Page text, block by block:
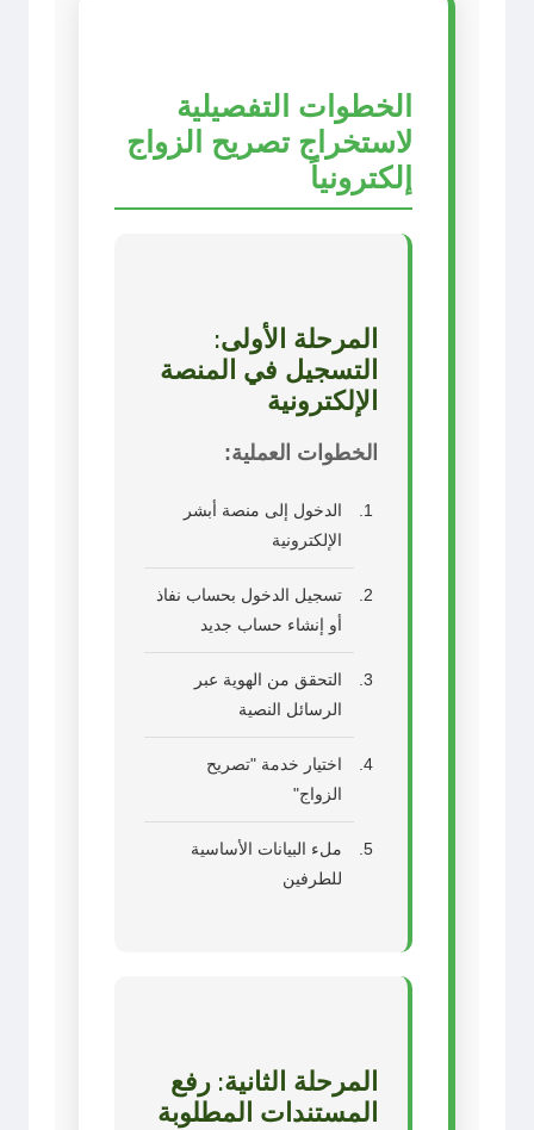
الخطوات التفصيلية
لاستخراج تصريح الزواج
إلكترونياً
المرحلة الأولى:
التسجيل في المنصة
الإلكترونية
الخطوات العملية:
الدخول إلى منصة أبشر
الإلكترونية
تسجيل الدخول بحساب نفاذ
أو إنشاء حساب جديد
التحقق من الهوية عبر
الرسائل النصية
اختيار خدمة "تصريح
الزواج"
ملء البيانات الأساسية
للطرفين
المرحلة الثانية: رفع
المستندات المطلوبة